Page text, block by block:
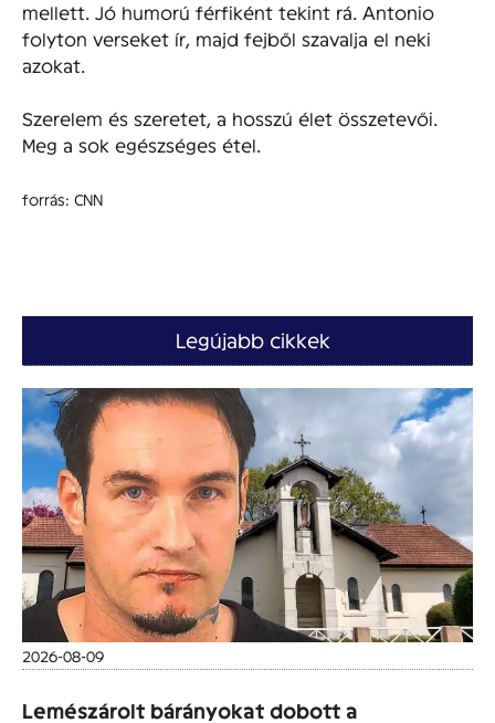
mellett. Jó humorú férfiként tekint rá. Antonio
folyton verseket ír, majd fejből szavalja el neki
azokat.
Szerelem és szeretet, a hosszú élet összetevői.
Meg a sok egészséges étel.
forrás: CNN
Legújabb cikkek
2026-08-09
Lemészárolt bárányokat dobott a